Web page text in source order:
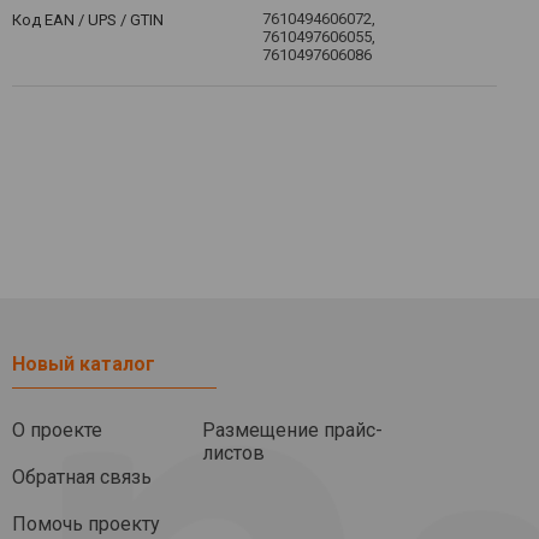
Код EAN / UPS / GTIN
7610494606072,
7610497606055,
7610497606086
Новый каталог
О проекте
Обратная связь
Помочь проекту
Размещение прайс-
листов